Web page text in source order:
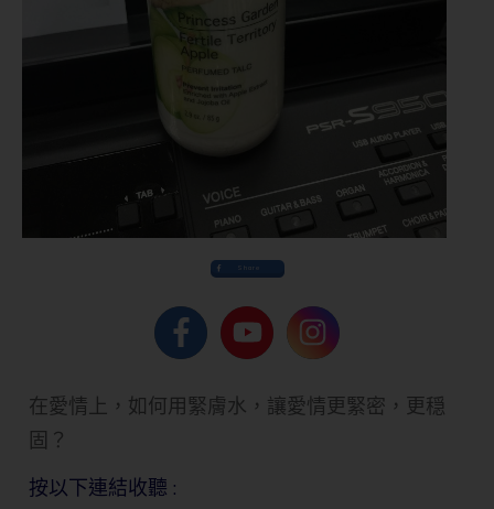
Share
在愛情上，如何用緊膚水，讓愛情更緊密，更穏
固？
按以下連結收聽 :